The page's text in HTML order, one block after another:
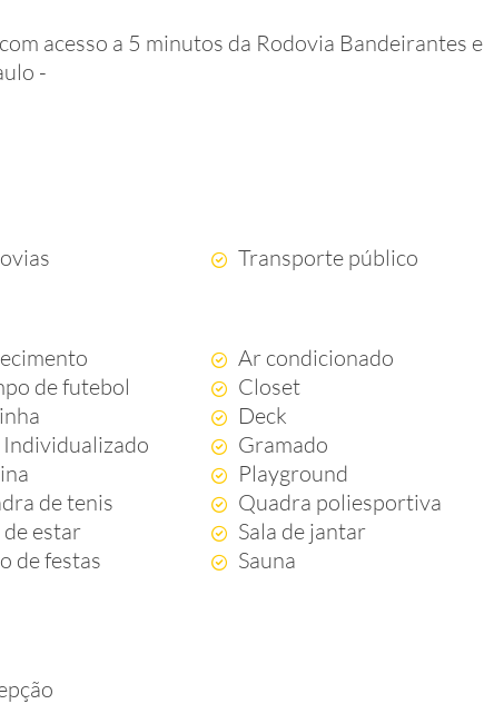
acesso a 5 minutos da Rodovia Bandeirantes e
-
Transporte público
Ar condicionado
de futebol
Closet
Deck
Individualizado
Gramado
Playground
de tenis
Quadra poliesportiva
de estar
Sala de jantar
de festas
Sauna